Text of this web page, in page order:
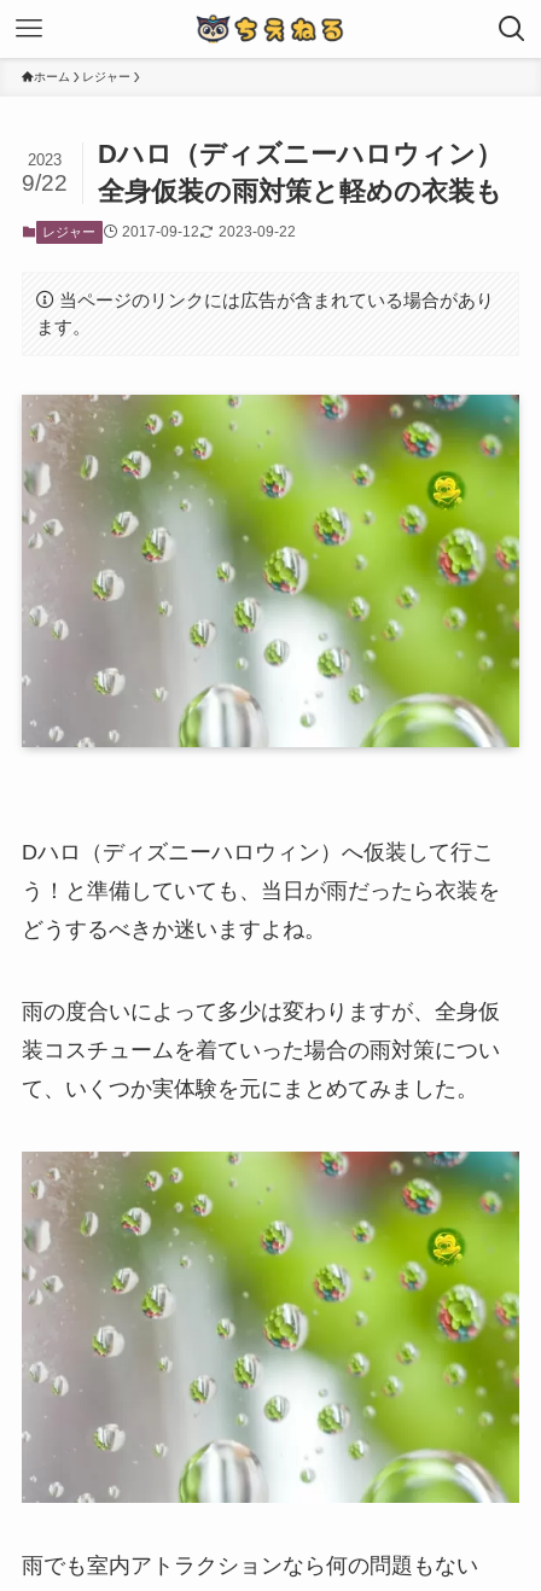
ホーム レジャー
Dハロ（ディズニーハロウィン）
全身仮装の雨対策と軽めの衣装も
2023
9/22
レジャー 2017-09-12 2023-09-22
当ページのリンクには広告が含まれている場合があり
ます。
Dハロ（ディズニーハロウィン）へ仮装して行こ
う！と準備していても、当日が雨だったら衣装を
どうするべきか迷いますよね。
雨の度合いによって多少は変わりますが、全身仮
装コスチュームを着ていった場合の雨対策につい
て、いくつか実体験を元にまとめてみました。
雨でも室内アトラクションなら何の問題もない